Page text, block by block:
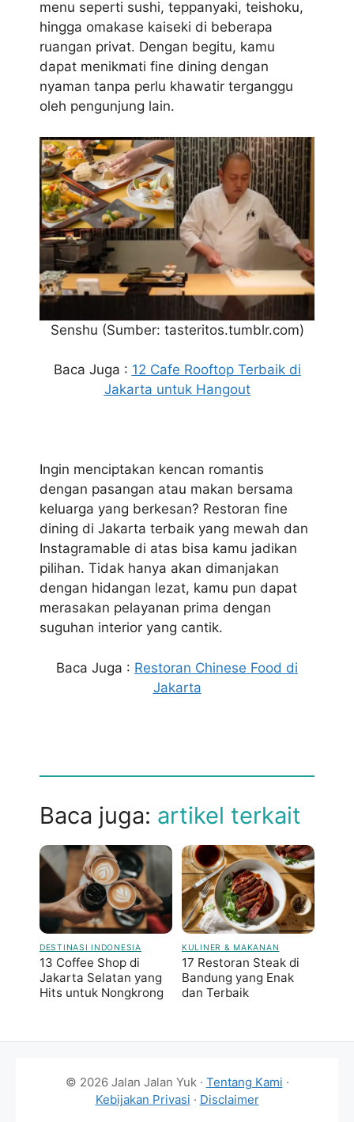
menu seperti sushi, teppanyaki, teishoku,
hingga omakase kaiseki di beberapa
ruangan privat. Dengan begitu, kamu
dapat menikmati fine dining dengan
nyaman tanpa perlu khawatir terganggu
oleh pengunjung lain.
Senshu (Sumber: tasteritos.tumblr.com)
Baca Juga : 12 Cafe Rooftop Terbaik di
Jakarta untuk Hangout
Ingin menciptakan kencan romantis
dengan pasangan atau makan bersama
keluarga yang berkesan? Restoran fine
dining di Jakarta terbaik yang mewah dan
Instagramable di atas bisa kamu jadikan
pilihan. Tidak hanya akan dimanjakan
dengan hidangan lezat, kamu pun dapat
merasakan pelayanan prima dengan
suguhan interior yang cantik.
Baca Juga : Restoran Chinese Food di
Jakarta
Baca juga: artikel terkait
DESTINASI INDONESIA
13 Coffee Shop di
Jakarta Selatan yang
Hits untuk Nongkrong
KULINER & MAKANAN
17 Restoran Steak di
Bandung yang Enak
dan Terbaik
© 2026 Jalan Jalan Yuk · Tentang Kami ·
Kebijakan Privasi · Disclaimer